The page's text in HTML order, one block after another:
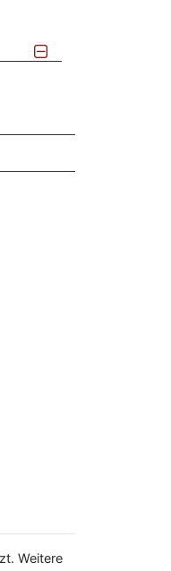
Weitere